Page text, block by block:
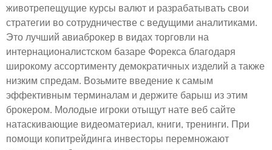
животрепещущие курсы валют и разрабатывать свои
стратегии во сотрудничестве с ведущими аналитиками.
Это лучший авиаброкер в видах торговли на
интернационалистском базаре Форекса благодаря
широкому ассортименту демократичных изделий а также
низким спредам. Возьмите введение к самым
эффективным терминалам и держите барыш из этим
брокером. Молодые игроки отыщут нате веб сайте
натаскивающие видеоматериал, книги, тренинги. При
помощи копитрейдинга инвесторы перемножают